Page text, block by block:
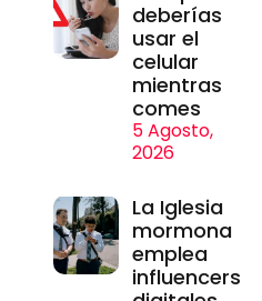
deberías
usar el
celular
mientras
comes
5 Agosto,
2026
La Iglesia
mormona
emplea
influencers